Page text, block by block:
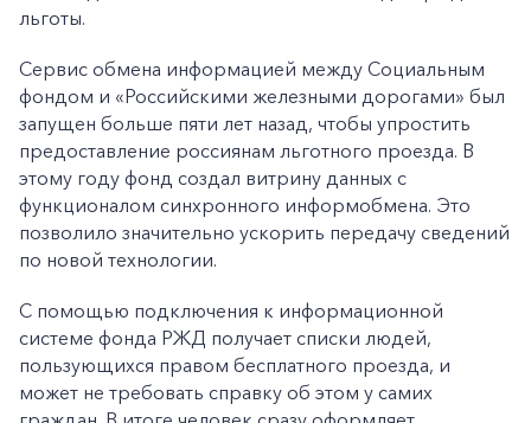
льготы.
Сервис обмена информацией между Социальным
фондом и «Российскими железными дорогами» был
запущен больше пяти лет назад, чтобы упростить
предоставление россиянам льготного проезда. В
этому году фонд создал витрину данных с
функционалом синхронного информобмена. Это
позволило значительно ускорить передачу сведений
по новой технологии.
С помощью подключения к информационной
системе фонда РЖД получает списки людей,
пользующихся правом бесплатного проезда, и
может не требовать справку об этом у самих